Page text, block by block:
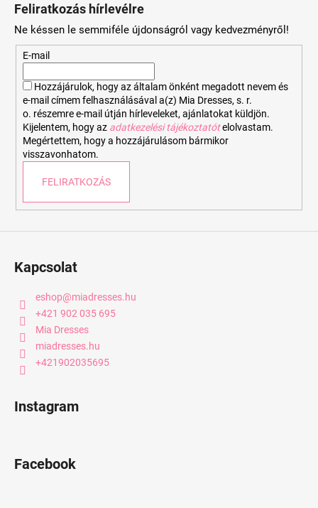
Feliratkozás hírlevélre
Ne késsen le semmiféle újdonságról vagy kedvezményről!
E-mail
Hozzájárulok, hogy az általam önként megadott nevem és
e-mail címem felhasználásával a(z) Mia Dresses, s. r.
o. részemre e-mail útján hírleveleket, ajánlatokat küldjön.
Kijelentem, hogy az adatkezelési tájékoztatót elolvastam.
Megértettem, hogy a hozzájárulásom bármikor
visszavonhatom.
FELIRATKOZÁS
Kapcsolat
eshop@miadresses.hu
+421 902 035 695
Mia Dresses
miadresses.hu
+421902035695
Instagram
Facebook